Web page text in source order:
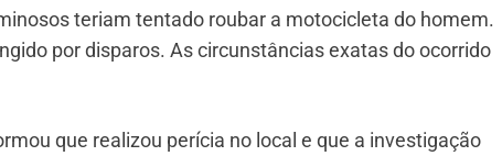
teriam tentado roubar a motocicleta do homem.
por disparos. As circunstâncias exatas do ocorrido
que realizou perícia no local e que a investigação